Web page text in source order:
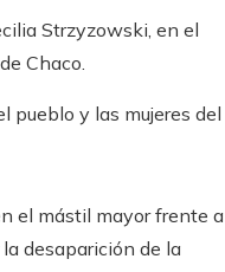
Strzyzowski, en el
Chaco.
pueblo y las mujeres del
el mástil mayor frente a
desaparición de la